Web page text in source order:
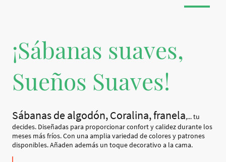
¡Sábanas suaves,
Sueños Suaves!
Sábanas de algodón, Coralina, franela,... tu
decides. Diseñadas para proporcionar confort y calidez durante los
meses más fríos. Con una amplia variedad de colores y patrones
disponibles. Añaden además un toque decorativo a la cama.